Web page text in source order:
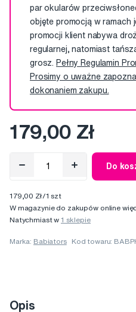
par okularów
objęte promocją w ramach
promocji klient nabywa
regularnej, natomiast
grosz. Pełny Regulamin
Prosimy o uważne
dokonaniem zakupu.
179,00 Zł
Do
179,00 Zł/1 szt
W magazynie do zakupów online
Natychmiast w1 sklepie
Marka: Babiators Kod towaru:
Opis